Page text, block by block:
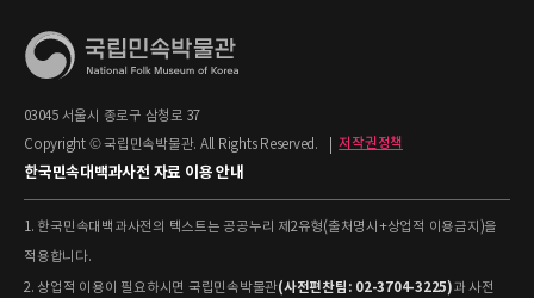
03045 서울시 종로구 삼청로 37
Copyright © 국립민속박물관. All Rights Reserved.
저작권정책
한국민속대백과사전 자료 이용 안내
1. 한국민속대백과사전의 텍스트는 공공누리 제2유형(출처명시+상업적 이용금지)을
적용합니다.
2. 상업적 이용이 필요하시면 국립민속박물관(사전편찬팀: 02-3704-3225)과 사전